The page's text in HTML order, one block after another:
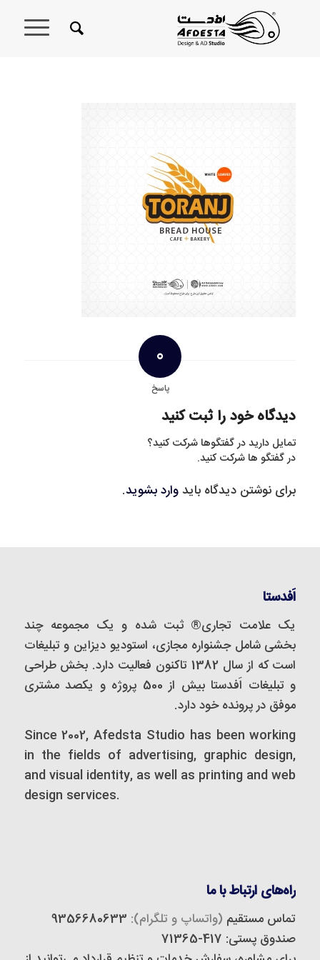
0
پاسخ
دیدگاه خود را ثبت کنید
تمایل دارید در گفتگوها شرکت کنید؟
در گفتگو ها شرکت کنید.
برای نوشتن دیدگاه بایدوارد بشوید.
اَفدستا
یک علامت تجاری® ثبت شده و یک مجموعه‌ چند
بخشی شامل جشنواره مجازی، استودیو دیزاین و تبلیغات
است که از سال 1382 تاکنون فعالیت دارد. بخش طراحی
و تبلیغات اَفدستا بیش از 500 پروژه و یکصد مشتری
موفق در پرونده خود دارد.
Since 2002, Afedsta Studio has been working
in the fields of advertising, graphic design,
and visual identity, as well as printing and web
design services.
راه‌های ارتباط با ما
تماس مستقیم (واتساپ و تلگرام):
صندوق پستی: 417-71365